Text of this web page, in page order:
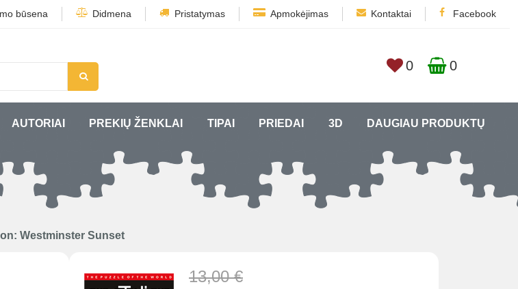
būsena Didmena Pristatymas Apmokėjimas Kontaktai Facebook
0 0
AUTORIAI PREKIŲ ŽENKLAI TIPAI PRIEDAI 3D DAUGIAU PRODUKTŲ
Westminster Sunset
13,00 €